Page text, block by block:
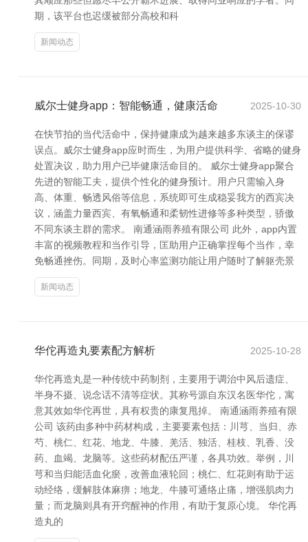
期，该平台也迟缓被部分高校和科
新闻动态
威尔士健身app：智能畅通，健康活命 2025-10-30
在快节拍的当代活命中，保持健康成为越来越多东谈主的保谬
误点。威尔士健身app应时而生，为用户提供科学、省略的健身
处置决议，助力用户已毕健康活命目的。 威尔士健身app聚合
先进的智能工夫，提供个性化的健身预计。用户只需输入身
高、体重、畅透风俗等信息，系统即可生成稳妥我方的西宾决
议，涵盖力量西宾、有氧畅通和柔韧性进修等多种类型，骄傲
不同东谈主群的需求。 南通涵雨养殖有限公司 此外，app内置
丰富的视频教程和当作引导，匡助用户正确掌捏每个当作，幸
免畅通挫伤。同期，及时心率监测功能让用户随时了解躯壳景
新闻动态
华佗再造丸要素配方解析 2025-10-28
华佗再造丸是一种传统中药制剂，主要用于调治中风后遗症、
半身不摄、说念话不清等症状。其称号源自东汉名医华佗，寓
意其效如华佗再世，具有权贵的康复甩掉。 南通涵雨养殖有限
公司 该药由多种中药材构成，主要要素包括：川芎、当归、赤
芍、桃仁、红花、地龙、牛膝、羌活、独活、桂枝、乳香、没
药、血竭、龙脑等。这些药材配伍严谨，各具功效。举例，川
芎和当归能活血化瘀，改善血液轮回；桃仁、红花则有助于运
动经络，缓解肢体麻痹；地龙、牛膝可通络止痛，增强肌肉力
量；而龙脑则具有开窍醒神的作用，有助于复原心境。 华佗再
造丸的